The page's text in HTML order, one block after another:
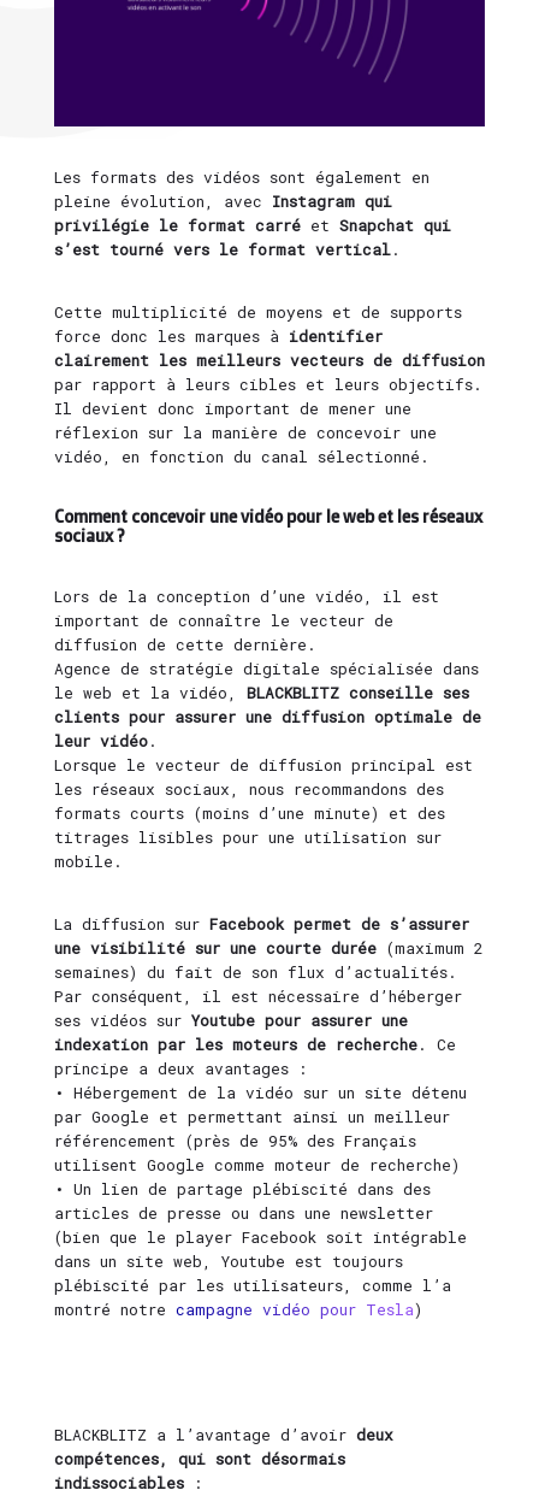
Les formats des vidéos sont également en
pleine évolution, avec Instagram qui
privilégie le format carréet Snapchat qui
s’est tourné vers le format vertical.
Cette multiplicité de moyens et de supports
force donc les marques à identifier
clairement les meilleurs vecteurs de diffusion
par rapport à leurs cibles et leurs objectifs.
Il devient donc important de mener une
réflexion sur la manière de concevoir une
vidéo, en fonction du canal sélectionné.
Comment concevoir une vidéo pour le web et les réseaux
sociaux ?
Lors de la conception d’une vidéo, il est
important de connaître le vecteur de
diffusion de cette dernière.
Agence de stratégie digitale spécialisée dans
le web et la vidéo, BLACKBLITZ conseille ses
clients pour assurer une diffusion optimale de
leur vidéo.
Lorsque le vecteur de diffusion principal est
les réseaux sociaux, nous recommandons des
formats courts (moins d’une minute) et des
titrages lisibles pour une utilisation sur
mobile.
La diffusion sur Facebook permet de s’assurer
une visibilité sur une courte durée(maximum 2
semaines) du fait de son flux d’actualités.
Par conséquent, il est nécessaire d’héberger
ses vidéos sur Youtube pour assurer une
indexation par les moteurs de recherche. Ce
principe a deux avantages :
• Hébergement de la vidéo sur un site détenu
par Google et permettant ainsi un meilleur
référencement (près de 95% des Français
utilisent Google comme moteur de recherche)
• Un lien de partage plébiscité dans des
articles de presse ou dans une newsletter
(bien que le player Facebook soit intégrable
dans un site web, Youtube est toujours
plébiscité par les utilisateurs, comme l’a
montré notre campagne vidéo pour Tesla)
BLACKBLITZ a l’avantage d’avoir deux
compétences, qui sont désormais
indissociables: